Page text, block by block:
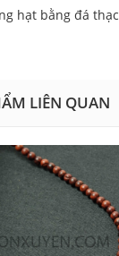
hạt bằng đá
LIÊN QUAN